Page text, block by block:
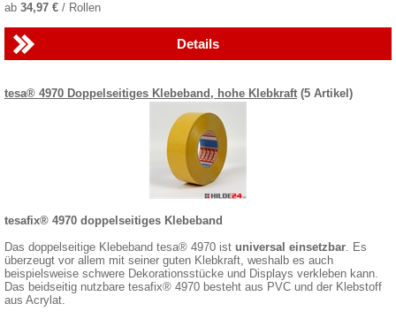
ab 34,97 € / Rollen
Details
tesa® 4970 Doppelseitiges Klebeband, hohe Klebkraft (5 Artikel)
tesafix® 4970 doppelseitiges Klebeband
Das doppelseitige Klebeband tesa® 4970 ist universal einsetzbar. Es
überzeugt vor allem mit seiner guten Klebkraft, weshalb es auch
beispielsweise schwere Dekorationsstücke und Displays verkleben kann.
Das beidseitig nutzbare tesafix® 4970 besteht aus PVC und der Klebstoff
aus Acrylat.